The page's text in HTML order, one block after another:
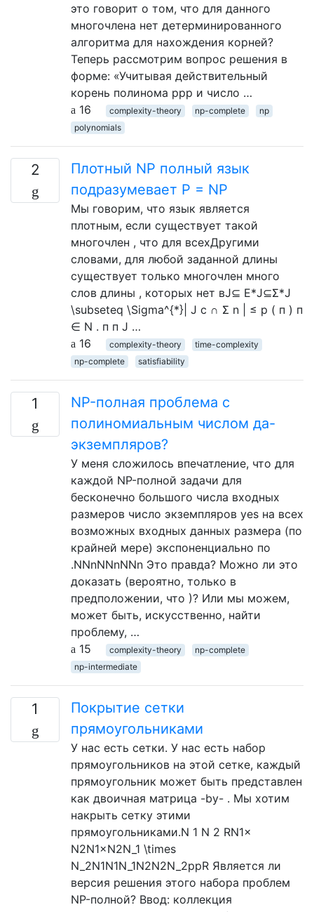
это говорит о том, что для данного
многочлена нет детерминированного
алгоритма для нахождения корней?
Теперь рассмотрим вопрос решения в
форме: «Учитывая действительный
корень полинома ppp и число …
16
complexity-theory np-complete
np
polynomials
2
Плотный NP полный язык
подразумевает P = NP
Мы говорим, что язык является
плотным, если существует такой
многочлен , что для всехДругими
словами, для любой заданной длины
существует только многочлен много
слов длины , которых нет вJ⊆ Е*J⊆Σ*J
\subseteq \Sigma^{*}| J c ∩ Σ n | ≤ р ( п ) п
∈ N . п п J …
16
complexity-theory
time-complexity
np-complete
satisfiability
1
NP-полная проблема с
полиномиальным числом да-
экземпляров?
У меня сложилось впечатление, что для
каждой NP-полной задачи для
бесконечно большого числа входных
размеров число экземпляров yes на всех
возможных входных данных размера (по
крайней мере) экспоненциально по
.NNnNNnNNn Это правда? Можно ли это
доказать (вероятно, только в
предположении, что )? Или мы можем,
может быть, искусственно, найти
проблему, …
15
complexity-theory
np-complete
np-intermediate
1
Покрытие сетки
прямоугольниками
У нас есть сетки. У нас есть набор
прямоугольников на этой сетке, каждый
прямоугольник может быть представлен
как двоичная матрица -by- . Мы хотим
накрыть сетку этими
прямоугольниками.N 1 N 2 RN1×
N2N1×N2N_1 \times
N_2N1N1N_1N2N2N_2ррR Является ли
версия решения этого набора проблем
NP-полной? Ввод: коллекция